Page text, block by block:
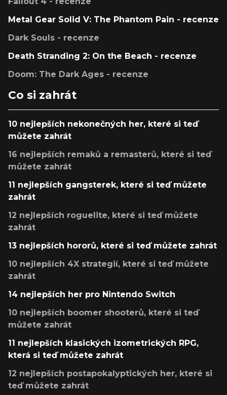
Metal Gear Solid V: The Phantom Pain - recenze
Dark Souls - recenze
Death Stranding 2: On the Beach - recenze
Doom: The Dark Ages - recenze
Co si zahrát
10 nejlepších nekonečných her, které si teď
můžete zahrát
16 nejlepších remaků a remasterů, které si teď
můžete zahrát
11 nejlepších gangsterek, které si teď můžete
zahrát
12 nejlepších roguelite, které si teď můžete
zahrát
13 nejlepších hororů, které si teď můžete zahrát
10 nejlepších 4X strategií, které si teď můžete
zahrát
14 nejlepších her pro Nintendo Switch
10 nejlepších boomer shooterů, které si teď
můžete zahrát
11 nejlepších klasických izometrických RPG,
která si teď můžete zahrát
12 nejlepších postapokalyptických her, které si
teď můžete zahrát